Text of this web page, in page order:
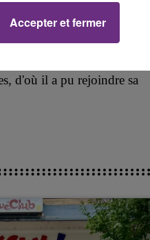
la confiscation de la
d'où il a pu rejoindre sa
Accepter et fermer